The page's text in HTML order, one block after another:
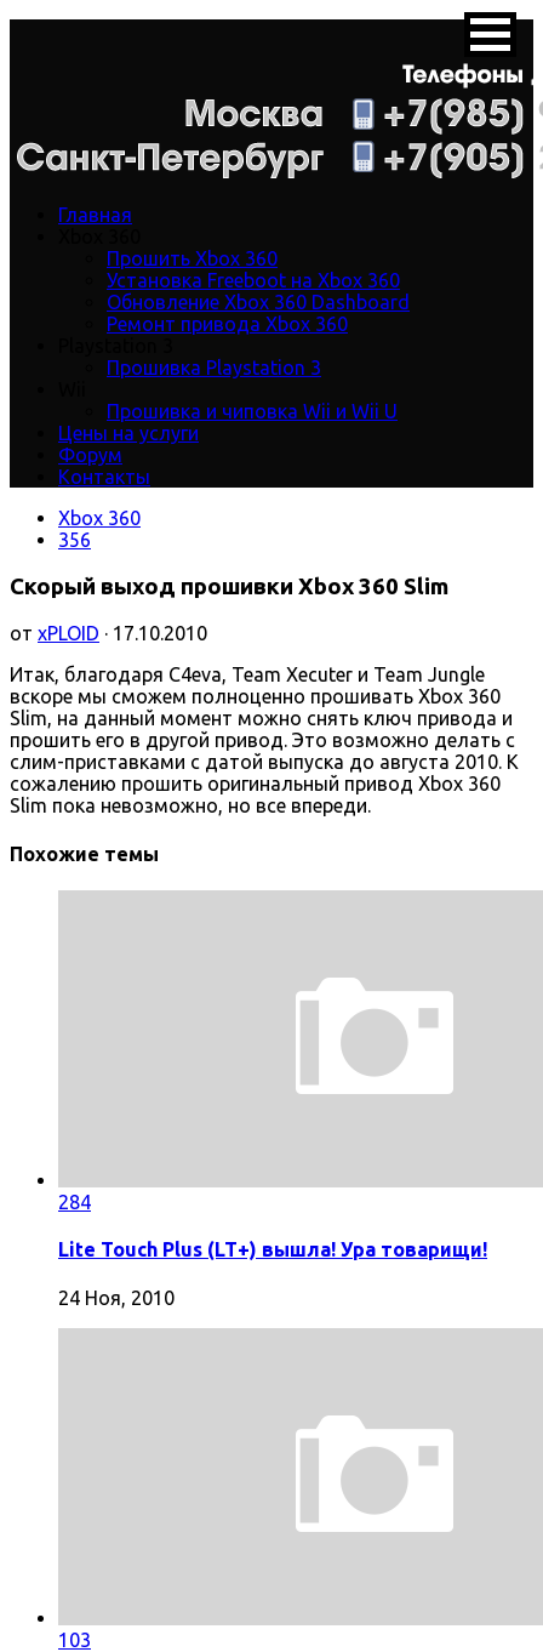
Главная
Прошить Xbox 360
Установка Freeboot на Xbox 360
Обновление Xbox 360 Dashboard
Ремонт привода Xbox 360
Прошивка Playstation 3
Прошивка и чиповка Wii и Wii U
Цены на услуги
Форум
Контакты
Xbox 360
356
Скорый выход прошивки Xbox 360 Slim
от xPLOID · 17.10.2010
Итак, благодаря C4eva, Team Xecuter и Team Jungle
вскоре мы сможем полноценно прошивать Xbox 360
Slim, на данный момент можно снять ключ привода и
прошить его в другой привод. Это возможно делать с
слим-приставками с датой выпуска до августа 2010. К
сожалению прошить оригинальный привод Xbox 360
Slim пока невозможно, но все впереди.
Похожие темы
284
Lite Touch Plus (LT+) вышла! Ура товарищи!
24 Ноя, 2010
103